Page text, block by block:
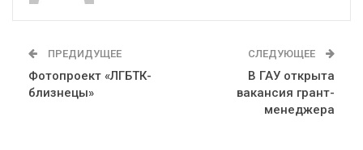
ПРЕДИДУЩЕЕ
Фотопроект «ЛГБТК-
близнецы»
СЛЕДУЮЩЕЕ
В ГАУ открыта
вакансия грант-
менеджера